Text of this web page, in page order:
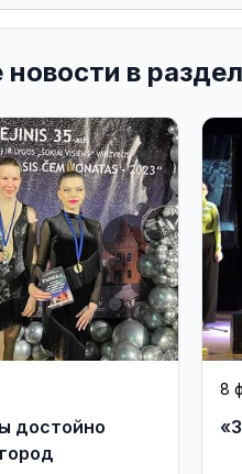
в
достойно
8